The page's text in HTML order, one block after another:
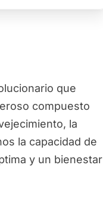
que
compuesto
la
la capacidad de
y un bienestar